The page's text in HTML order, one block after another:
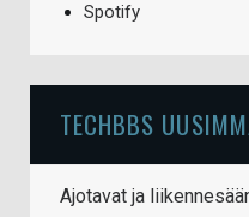
Spotify
TECHBBS
Ajotavat ja